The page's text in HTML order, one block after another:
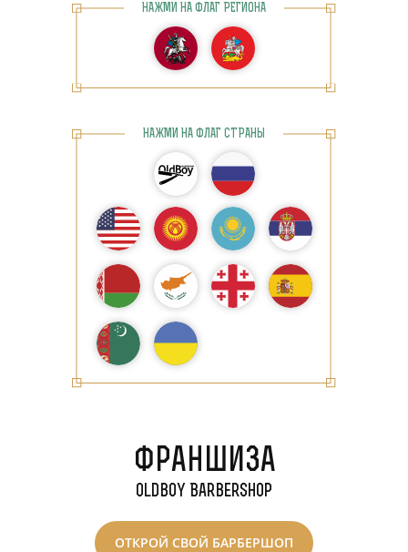
НАЖМИ НА ФЛАГ РЕГИОНА
НАЖМИ НА ФЛАГ СТРАНЫ
Франшиза
Oldboy Barbershop
ОТКРОЙ СВОЙ БАРБЕРШОП